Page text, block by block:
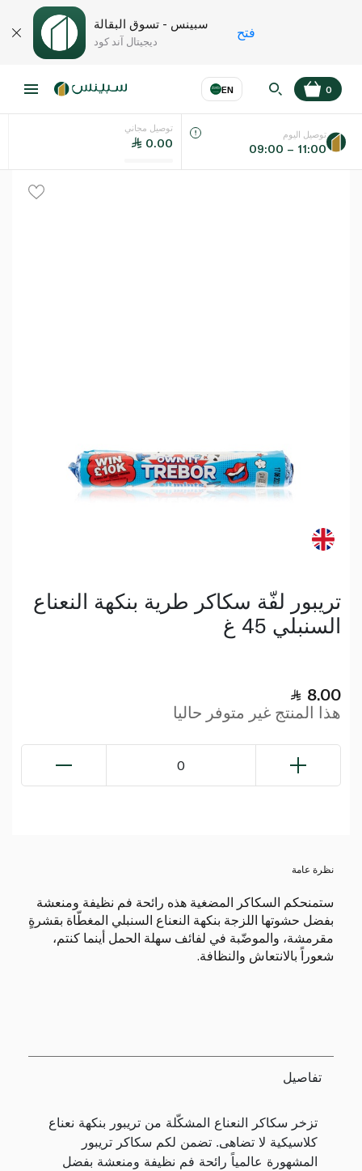
سبينس - تسوق البقالة
ديجيتال آند كود
فتح
EN
اللغة عر
0
توصيل مجاني
0.00
توصيل اليوم
09:00 – 11:00
تريبور لفّة سكاكر طرية بنكهة النعناع
السنبلي 45 غ
8.00
هذا المنتج غير متوفر حاليا
0
نظرة عامة
ستمنحكم السكاكر المضغية هذه رائحة فم نظيفة ومنعشة
بفضل حشوتها اللزجة بنكهة النعناع السنبلي المغطّاة بقشرةٍ
مقرمشة، والموضّبة في لفائف سهلة الحمل أينما كنتم،
شعوراً بالانتعاش والنظافة.
تفاصيل
تزخر سكاكر النعناع المشكّلة من تريبور بنكهة نعناع
كلاسيكية لا تضاهى. تضمن لكم سكاكر تريبور
المشهورة عالمياً رائحة فم نظيفة ومنعشة بفضل